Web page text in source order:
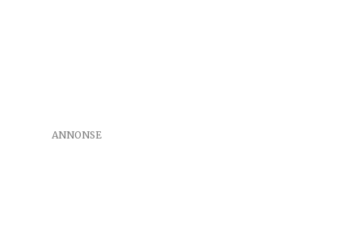
ANNONSE